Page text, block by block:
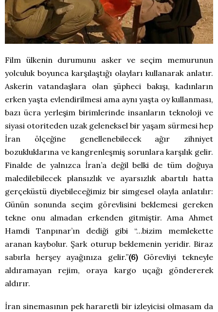
Film ülkenin durumunu asker ve seçim memurunun
yolculuk boyunca karşılaştığı olayları kullanarak anlatır.
Askerin vatandaşlara olan şüpheci bakışı, kadınların
erken yaşta evlendirilmesi ama aynı yaşta oy kullanması,
bazı ücra yerleşim birimlerinde insanların teknoloji ve
siyasi otoriteden uzak geleneksel bir yaşam sürmesi hep
İran ölçeğine genellenebilecek ağır zihniyet
bozukluklarına ve kangrenleşmiş sorunlara karşılık gelir.
Finalde de yalnızca İran’a değil belki de tüm doğuya
maledilebilecek plansızlık ve ayarsızlık abartılı hatta
gerçeküstü diyebileceğimiz bir simgesel olayla anlatılır:
Günün sonunda seçim görevlisini beklemesi gereken
tekne onu almadan erkenden gitmiştir. Ama Ahmet
Hamdi Tanpınar’ın dediği gibi “…bizim memlekette
aranan kaybolur. Şark oturup beklemenin yeridir. Biraz
sabırla herşey ayağınıza gelir.”(6)Görevliyi tekneyle
aldıramayan rejim, oraya kargo uçağı göndererek
aldırır.
İran sinemasının pek hararetli bir izleyicisi olmasam da